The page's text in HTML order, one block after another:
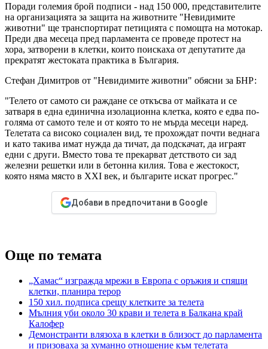
Поради големия брой подписи - над 150 000, представителите
на организацията за защита на животните "Невидимите
животни" ще транспортират петицията с помощта на мотокар.
Преди два месеца пред парламента се проведе протест на
хора, затворени в клетки, които поискаха от депутатите да
прекратят жестоката практика в България.
Стефан Димитров от "Невидимите животни" обясни за БНР:
"Телето от самото си раждане се откъсва от майката и се
затваря в една единична изолационна клетка, която е едва по-
голяма от самото теле и от която то не мърда месеци наред.
Телетата са високо социален вид, те прохождат почти веднага
и като такива имат нужда да тичат, да подскачат, да играят
едни с други. Вместо това те прекарват детството си зад
железни решетки или в бетонна килия. Това е жестокост,
която няма място в XXI век, и българите искат прогрес."
Добави в предпочитани в Google
Още по темата
„Хамас“ изгражда мрежи в Европа с оръжия и спящи
клетки, планира терор
150 хил. подписа срещу клетките за телета
Мълния уби около 30 крави и телета в Балкана край
Калофер
Демонстранти влязоха в клетки в близост до парламента
и призоваха за хуманно отношение към телетата